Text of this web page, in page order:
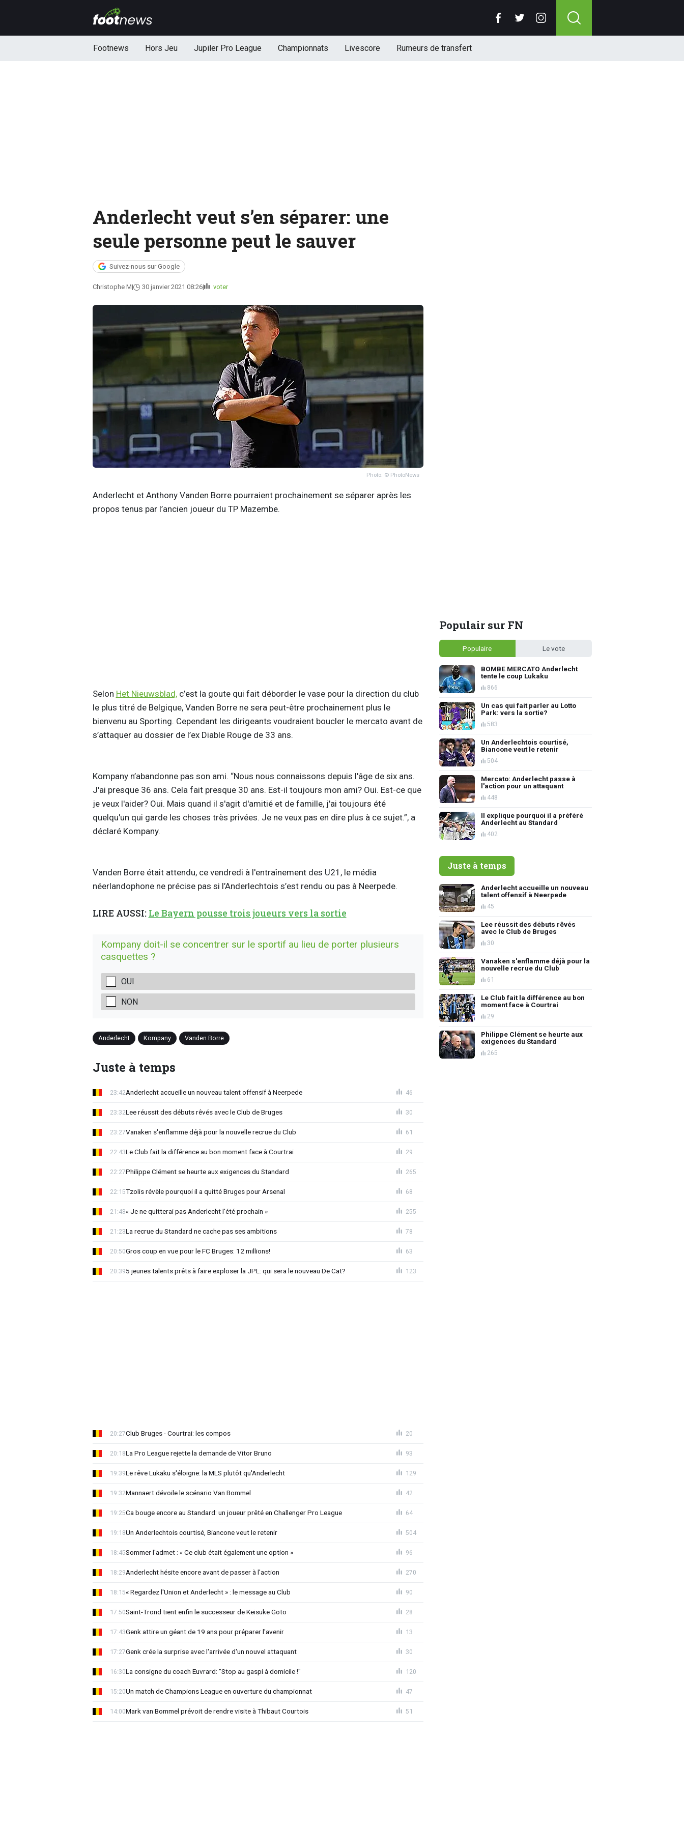
Footnews Hors Jeu Jupiler Pro League Championnats Livescore Rumeurs de transfert
Anderlecht veut s’en séparer: une
seule personne peut le sauver
Suivez-nous sur Google
Christophe M 30 janvier 2021 08:26 voter
Photo: © PhotoNews
Anderlecht et Anthony Vanden Borre pourraient prochainement se séparer après les
propos tenus par l’ancien joueur du TP Mazembe.
Selon Het Nieuwsblad,c’est la goute qui fait déborder le vase pour la direction du club
le plus titré de Belgique, Vanden Borre ne sera peut-être prochainement plus le
bienvenu au Sporting. Cependant les dirigeants voudraient boucler le mercato avant de
s’attaquer au dossier de l’ex Diable Rouge de 33 ans.
Kompany n’abandonne pas son ami. “Nous nous connaissons depuis l'âge de six ans.
J'ai presque 36 ans. Cela fait presque 30 ans. Est-il toujours mon ami? Oui. Est-ce que
je veux l'aider? Oui. Mais quand il s'agit d'amitié et de famille, j'ai toujours été
quelqu'un qui garde les choses très privées. Je ne veux pas en dire plus à ce sujet.”, a
déclaré Kompany.
Vanden Borre était attendu, ce vendredi à l'entraînement des U21, le média
néerlandophone ne précise pas si l’Anderlechtois s’est rendu ou pas à Neerpede.
LIRE AUSSI: Le Bayern pousse trois joueurs vers la sortie
Kompany doit-il se concentrer sur le sportif au lieu de porter plusieurs
casquettes ?
OUI
NON
Anderlecht Kompany Vanden Borre
Juste à temps
Anderlecht accueille un nouveau talent offensif à Neerpede
23:42 46
Lee réussit des débuts rêvés avec le Club de Bruges
23:32 30
Vanaken s'enflamme déjà pour la nouvelle recrue du Club
23:27 61
Le Club fait la différence au bon moment face à Courtrai
22:43 29
Philippe Clément se heurte aux exigences du Standard
22:27 265
Tzolis révèle pourquoi il a quitté Bruges pour Arsenal
22:15 68
« Je ne quitterai pas Anderlecht l'été prochain »
21:43 255
La recrue du Standard ne cache pas ses ambitions
21:23 78
Gros coup en vue pour le FC Bruges: 12 millions!
20:50 63
5 jeunes talents prêts à faire exploser la JPL: qui sera le nouveau De Cat?
20:39 123
Club Bruges - Courtrai: les compos
20:27 20
La Pro League rejette la demande de Vitor Bruno
20:18 93
Le rêve Lukaku s'éloigne: la MLS plutôt qu'Anderlecht
19:39 129
Mannaert dévoile le scénario Van Bommel
19:32 42
Ca bouge encore au Standard: un joueur prêté en Challenger Pro League
19:25 64
Un Anderlechtois courtisé, Biancone veut le retenir
19:18 504
Sommer l'admet : « Ce club était également une option »
18:45 96
Anderlecht hésite encore avant de passer à l'action
18:29 270
« Regardez l'Union et Anderlecht » : le message au Club
18:15 90
Saint-Trond tient enfin le successeur de Keisuke Goto
17:50 28
Genk attire un géant de 19 ans pour préparer l'avenir
17:43 13
Genk crée la surprise avec l'arrivée d'un nouvel attaquant
17:27 30
La consigne du coach Euvrard: "Stop au gaspi à domicile !"
16:30 120
Un match de Champions League en ouverture du championnat
15:20 47
Mark van Bommel prévoit de rendre visite à Thibaut Courtois
14:00 51
Populair sur FN
Populaire Le vote
BOMBE MERCATO Anderlecht
tente le coup Lukaku
866
Un cas qui fait parler au Lotto
Park: vers la sortie?
583
Un Anderlechtois courtisé,
Biancone veut le retenir
504
Mercato: Anderlecht passe à
l'action pour un attaquant
448
Il explique pourquoi il a préféré
Anderlecht au Standard
402
Juste à temps
Anderlecht accueille un nouveau
talent offensif à Neerpede
45
Lee réussit des débuts rêvés
avec le Club de Bruges
30
Vanaken s'enflamme déjà pour la
nouvelle recrue du Club
61
Le Club fait la différence au bon
moment face à Courtrai
29
Philippe Clément se heurte aux
exigences du Standard
265